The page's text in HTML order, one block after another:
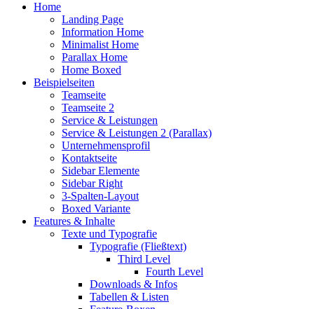
Home
Landing Page
Information Home
Minimalist Home
Parallax Home
Home Boxed
Beispielseiten
Teamseite
Teamseite 2
Service & Leistungen
Service & Leistungen 2 (Parallax)
Unternehmensprofil
Kontaktseite
Sidebar Elemente
Sidebar Right
3-Spalten-Layout
Boxed Variante
Features & Inhalte
Texte und Typografie
Typografie (Fließtext)
Third Level
Fourth Level
Downloads & Infos
Tabellen & Listen